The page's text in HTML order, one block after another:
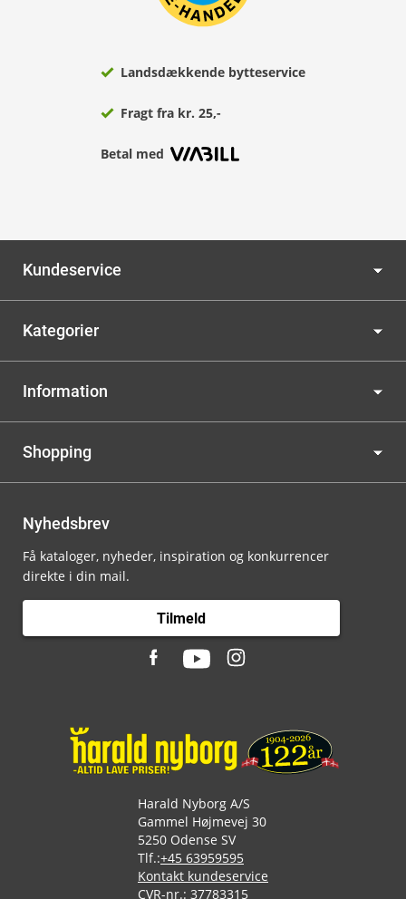
Landsdækkende bytteservice
Fragt fra kr. 25,-
Betal med
Kundeservice
Kategorier
Information
Shopping
Nyhedsbrev
Få kataloger, nyheder, inspiration og konkurrencer
direkte i din mail.
Tilmeld
Harald Nyborg A/S
Gammel Højmevej 30
5250 Odense SV
Tlf.:+45 63959595
Kontakt kundeservice
CVR-nr.: 37783315